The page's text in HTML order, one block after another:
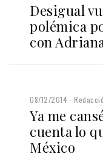
Desigual
polémica
con
08/12/2014
Ya me
cuenta lo
México